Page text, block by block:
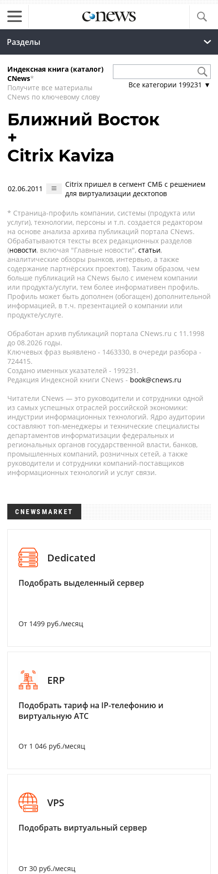
Разделы
Индексная книга (каталог)
CNews*
Получите все материалы
CNews по ключевому слову
Все категории 199231 ▼
Ближний Восток
+
Citrix Kaviza
02.06.2011
Citrix пришел в сегмент СМБ с решением
для виртуализации десктопов
* Страница-профиль компании, системы (продукта или
услуги), технологии, персоны и т.п. создается редактором
на основе анализа архива публикаций портала CNews.
Обрабатываются тексты всех редакционных разделов
(новости, включая "Главные новости", статьи,
аналитические обзоры рынков, интервью, а также
содержание партнёрских проектов). Таким образом, чем
больше публикаций на CNews было с именем компании
или продукта/услуги, тем более информативен профиль.
Профиль может быть дополнен (обогащен) дополнительной
информацией, в т.ч. презентацией о компании или
продукте/услуге.
Обработан архив публикаций портала CNews.ru c 11.1998
до 08.2026 годы.
Ключевых фраз выявлено - 1463330, в очереди разбора -
724415.
Создано именных указателей - 199231.
Редакция Индексной книги CNews - book@cnews.ru
Читатели CNews — это руководители и сотрудники одной
из самых успешных отраслей российской экономики:
индустрии информационных технологий. Ядро аудитории
составляют топ-менеджеры и технические специалисты
департаментов информатизации федеральных и
региональных органов государственной власти, банков,
промышленных компаний, розничных сетей, а также
руководители и сотрудники компаний-поставщиков
информационных технологий и услуг связи.
CNEWSMARKET
Dedicated
Подобрать выделенный сервер
От 1499 руб./месяц
ERP
Подобрать тариф на IP-телефонию и
виртуальную АТС
От 1 046 руб./месяц
VPS
Подобрать виртуальный сервер
От 30 руб./месяц